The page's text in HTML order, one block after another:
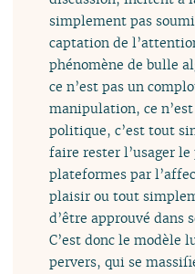
simplement pas
captation de
phénomène de bulle
ce n’est pas un
manipulation, ce
politique, c’est tout
faire rester l’usager
plateformes par
plaisir ou tout
d’être approuvé dans
C’est donc le modèle
pervers, qui se